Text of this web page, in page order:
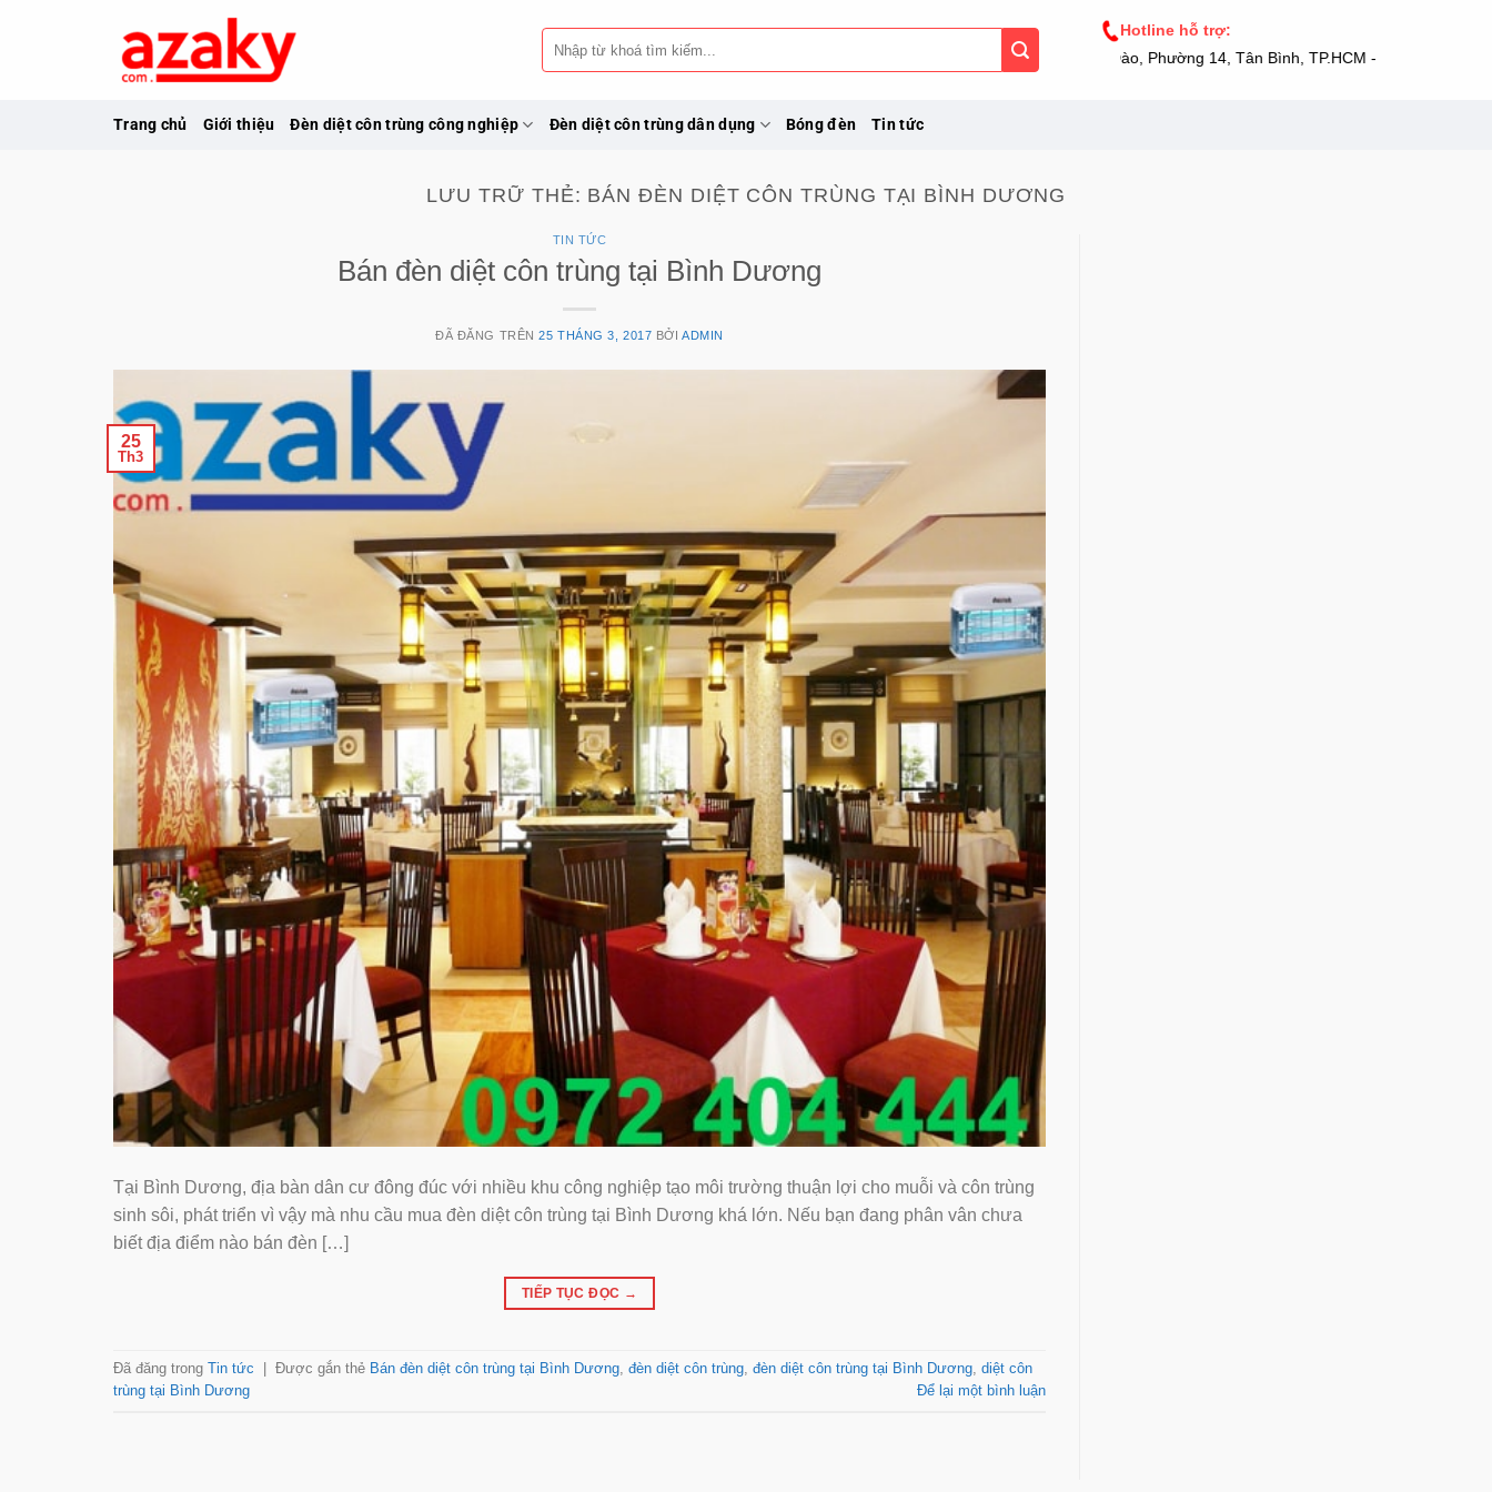
Tìm
kiếm:
Hotline hỗ trợ:
228/8A Nguyễn Hồng Đào, Phường 14, Tân Bình, TP.HCM - 0973 033 999
Trang chủ Giới thiệu Đèn diệt côn trùng công nghiệp Đèn diệt côn trùng dân dụng Bóng đèn Tin tức
LƯU TRỮ THẺ: BÁN ĐÈN DIỆT CÔN TRÙNG TẠI BÌNH DƯƠNG
TIN TỨC
Bán đèn diệt côn trùng tại Bình Dương
ĐÃ ĐĂNG TRÊN25 THÁNG 3, 2017 BỞIADMIN
25
Th3
Tại Bình Dương, địa bàn dân cư đông đúc với nhiều khu công nghiệp tạo môi trường thuận lợi cho muỗi và côn trùng
sinh sôi, phát triển vì vậy mà nhu cầu mua đèn diệt côn trùng tại Bình Dương khá lớn. Nếu bạn đang phân vân chưa
biết địa điểm nào bán đèn […]
TIẾP TỤC ĐỌC →
Đã đăng trong Tin tức Được gắn thẻ Bán đèn diệt côn trùng tại Bình Dương, đèn diệt côn trùng, đèn diệt côn trùng tại Bình Dương, diệt côn
trùng tại Bình Dương
Để lại một bình luận